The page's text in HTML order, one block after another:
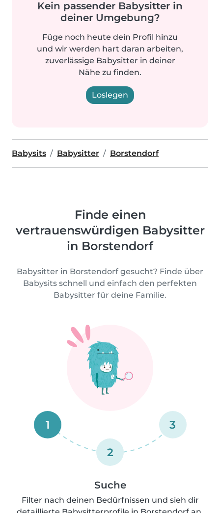
Kein passender Babysitter in
deiner Umgebung?
Füge noch heute dein Profil hinzu
und wir werden hart daran arbeiten,
zuverlässige Babysitter in deiner
Nähe zu finden.
Loslegen
Babysits Babysitter Borstendorf
Finde einen
vertrauenswürdigen Babysitter
in Borstendorf
Babysitter in Borstendorf gesucht? Finde über
Babysits schnell und einfach den perfekten
Babysitter für deine Familie.
1
2
3
Suche
Filter nach deinen Bedürfnissen und sieh dir